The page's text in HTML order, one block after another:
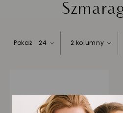
2 kolumny
Pokaż 24